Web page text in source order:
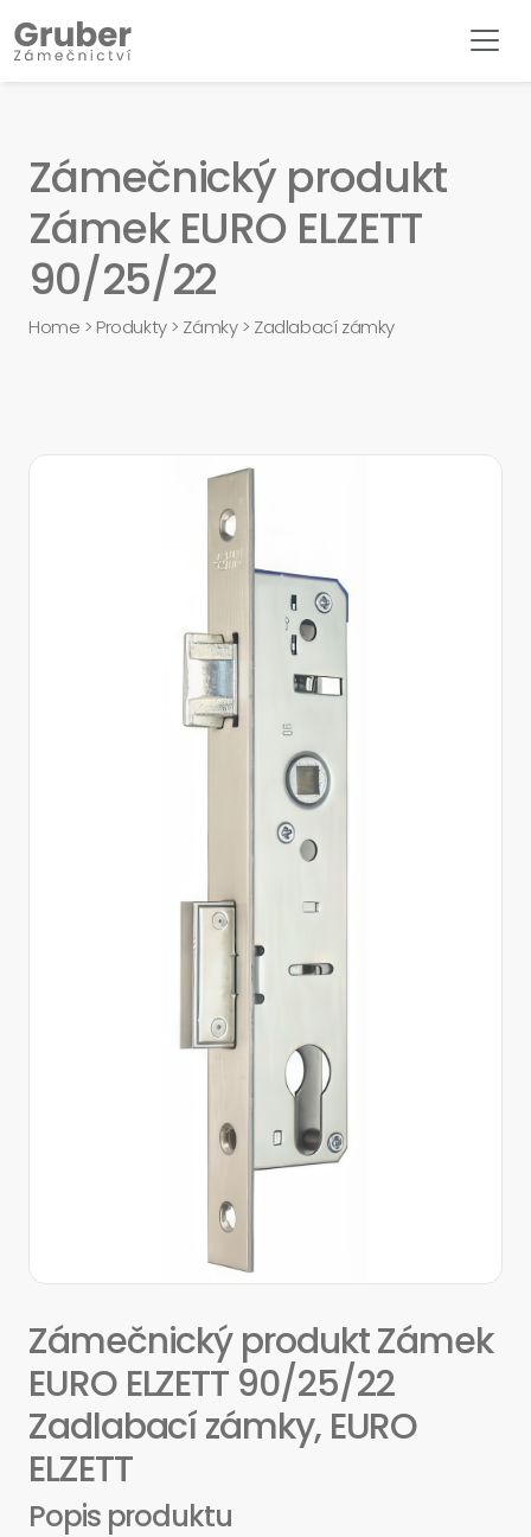
Zámečnický produkt
Zámek EURO ELZETT
90/25/22
Home > Produkty> Zámky> Zadlabací zámky
Zámečnický produkt Zámek
EURO ELZETT 90/25/22
Zadlabací zámky, EURO
ELZETT
Popis produktu